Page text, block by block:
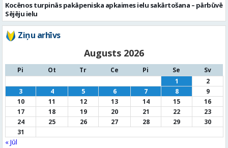
Kocēnos turpinās pakāpeniska apkaimes ielu sakārtošana – pārbūvē
Sējēju ielu
Ziņu arhīvs
Augusts 2026
Pi Ot Tr Ce Pi Se
Sv
1
2
3
4 5 6 7 8
9
10
11 12 13 14 15
16
17
18 19 20 21 22
23
24
25 26 27 28 29
30
31
« Jūl